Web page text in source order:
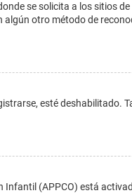
se solicita a los sitios
otro método de
esté deshabilitado.
(APPCO) está